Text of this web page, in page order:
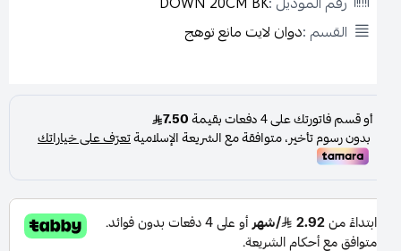
القسم :دوان لايت مانع توهج